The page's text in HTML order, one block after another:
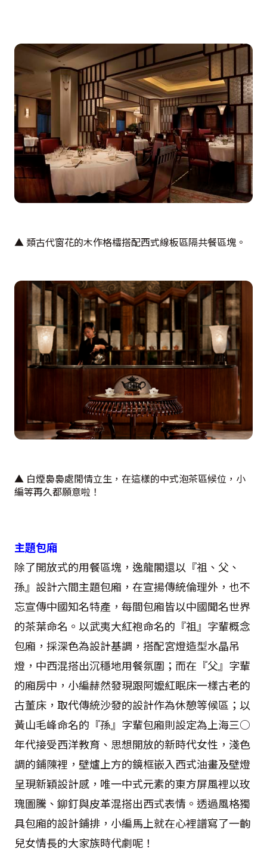
▲ 類古代窗花的木作格櫺搭配西式線板區隔共餐區塊。
▲ 白煙裊裊處閒情立生，在這樣的中式泡茶區候位，小
編等再久都願意啦！
主題包廂
除了開放式的用餐區塊，逸龍閣還以『祖、父、
孫』設計六間主題包廂，在宣揚傳統倫理外，也不
忘宣傳中國知名特產，每間包廂皆以中國聞名世界
的茶葉命名。以武夷大紅袍命名的『祖』字輩概念
包廂，採深色為設計基調，搭配宮燈造型水晶吊
燈，中西混搭出沉穩地用餐氛圍；而在『父』字輩
的廂房中，小編赫然發現跟阿嬤紅眠床一樣古老的
古董床，取代傳統沙發的設計作為休憩等候區；以
黃山毛峰命名的『孫』字輩包廂則設定為上海三○
年代接受西洋教育、思想開放的新時代女性，淺色
調的鋪陳裡，壁爐上方的鏡框嵌入西式油畫及壁燈
呈現新穎設計感，唯一中式元素的東方屏風裡以玫
瑰圖騰、鉚釘與皮革混搭出西式表情。透過風格獨
具包廂的設計鋪排，小編馬上就在心裡譜寫了一齣
兒女情長的大家族時代劇呢！